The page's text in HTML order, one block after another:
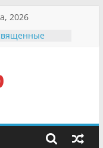
2026
округа»
Интернет